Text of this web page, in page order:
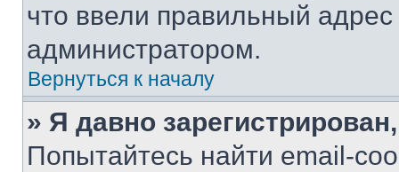
что ввели правильный адрес
администратором.
Вернуться к началу
» Я давно
Попытайтесь найти email-